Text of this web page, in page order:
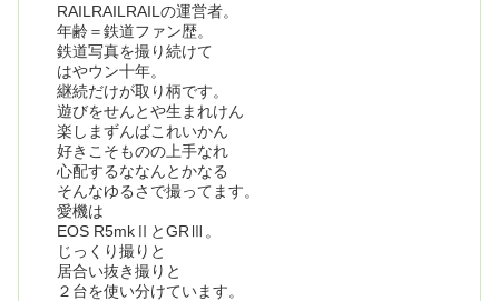
RAILRAILRAILの運営者。
年齢＝鉄道ファン歴。
鉄道写真を撮り続けて
はやウン十年。
継続だけが取り柄です。
遊びをせんとや生まれけん
楽しまずんばこれいかん
好きこそものの上手なれ
心配するななんとかなる
そんなゆるさで撮ってます。
愛機は
EOS R5mkⅡとGRⅢ。
じっくり撮りと
居合い抜き撮りと
２台を使い分けています。